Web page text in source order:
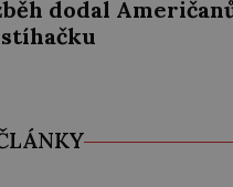
dodal